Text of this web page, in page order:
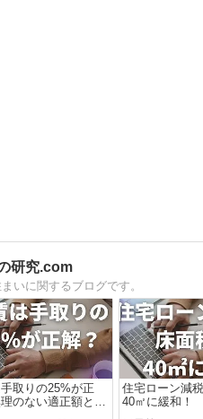
研究.com
いに関するブログです。
取りの25%が正
のない適正額と生
を解説
住宅ローン減
40㎡に緩和！